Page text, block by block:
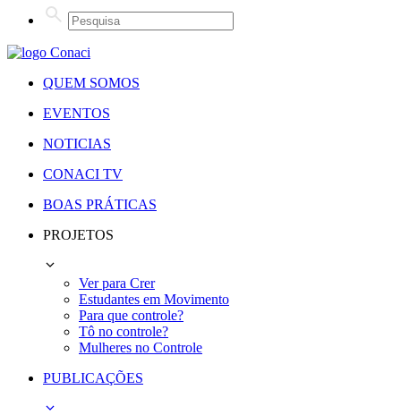
QUEM SOMOS
EVENTOS
NOTICIAS
CONACI TV
BOAS PRÁTICAS
PROJETOS
Ver para Crer
Estudantes em Movimento
Para que controle?
Tô no controle?
Mulheres no Controle
PUBLICAÇÕES